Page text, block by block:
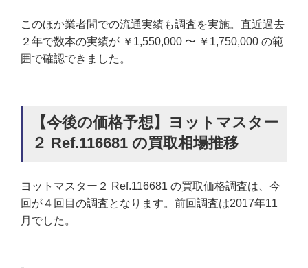
このほか業者間での流通実績も調査を実施。直近過去
２年で数本の実績が ￥1,550,000 〜 ￥1,750,000 の範
囲で確認できました。
【今後の価格予想】ヨットマスター
２ Ref.116681 の買取相場推移
ヨットマスター２ Ref.116681 の買取価格調査は、今
回が４回目の調査となります。前回調査は2017年11
月でした。